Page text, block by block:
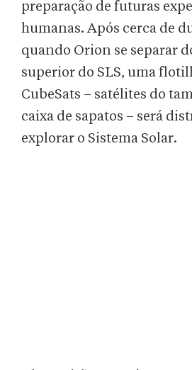
preparação de futuras
humanas. Após cerca de
quando Orion se separar
superior do SLS, uma
CubeSats – satélites do
caixa de sapatos – será
explorar o Sistema Solar.